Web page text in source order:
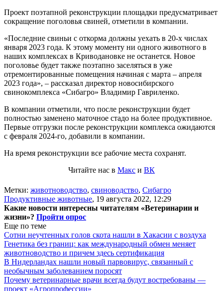
Проект поэтапной реконструкции площадки предусматривает
сокращение поголовья свиней, отметили в компании.
«Последние свиньи с откорма должны уехать в 20-х числах
января 2023 года. К этому моменту ни одного животного в
наших комплексах в Криводановке не останется. Новое
поголовье будет также поэтапно заселяться в уже
отремонтированные помещения начиная с марта – апреля
2023 года», – рассказал директор новосибирского
свинокомплекса «Сибагро» Владимир Гавриленко.
В компании отметили, что после реконструкции будет
полностью заменено маточное стадо на более продуктивное.
Первые отгрузки после реконструкции комплекса ожидаются
с февраля 2024-го, добавили в компании.
На время реконструкции все рабочие места сохранят.
Читайте нас в Макс и ВК
Метки: животноводство, свиноводство, Сибагро
Продуктивные животные, 19 августа 2022, 12:29
Какие новости интересны читателям «Ветеринарии и
жизни»? Пройти опрос
Еще по теме
Сотни неучтенных голов скота нашли в Хакасии с воздуха
Генетика без границ: как международный обмен меняет
животноводство и причем здесь сертификация
В Нидерландах нашли новый парвовирус, связанный с
необычным заболеванием поросят
Почему ветеринарные врачи всегда будут востребованы —
проект «Агропрофессии»